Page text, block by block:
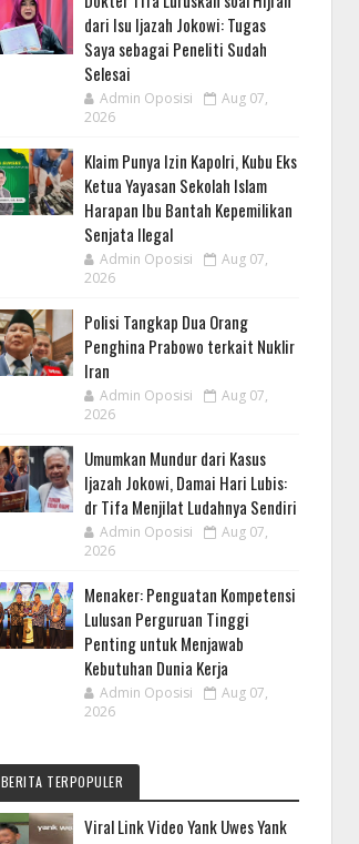
dari Isu Ijazah Jokowi: Tugas
Saya sebagai Peneliti Sudah
Selesai
Admin Oposisi
Aug 07,
2026
Klaim Punya Izin Kapolri, Kubu Eks
Ketua Yayasan Sekolah Islam
Harapan Ibu Bantah Kepemilikan
Senjata Ilegal
Admin Oposisi
Aug 07,
2026
Polisi Tangkap Dua Orang
Penghina Prabowo terkait Nuklir
Iran
Admin Oposisi
Aug 07,
2026
Umumkan Mundur dari Kasus
Ijazah Jokowi, Damai Hari Lubis:
dr Tifa Menjilat Ludahnya Sendiri
Admin Oposisi
Aug 07,
2026
Menaker: Penguatan Kompetensi
Lulusan Perguruan Tinggi
Penting untuk Menjawab
Kebutuhan Dunia Kerja
Admin Oposisi
Aug 07,
2026
BERITA TERPOPULER
Viral Link Video Yank Uwes Yank